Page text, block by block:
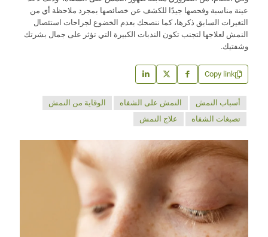
عينة مناسبة وفحصها جيدًا للكشف عن خصائصها بمجرد ملاحظة أي من
التغيرات السابق ذكرها، كما ننصحك بعدم الخضوع لجراحات استئصال
النمش لعلاجها لتجنب تكون الندبات الكبيرة التي تؤثر على جمال بشرتك
وشفتيك.
Copy link
أسباب النمش النمش على الشفاه
الوقاية من النمش
تصبغات الشفاه
علاج النمش